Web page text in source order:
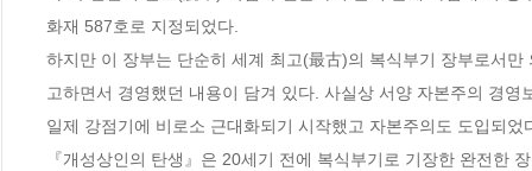
화재 587호로 지정되었다.
하지만 이 장부는 단순히 세계 최고(最古)의 복식부기 장부로서
고하면서 경영했던 내용이 담겨 있다. 사실상 서양 자본주의 경
일제 강점기에 비로소 근대화되기 시작했고 자본주의도 도입되
『개성상인의 탄생』은 20세기 전에 복식부기로 기장한 완전한